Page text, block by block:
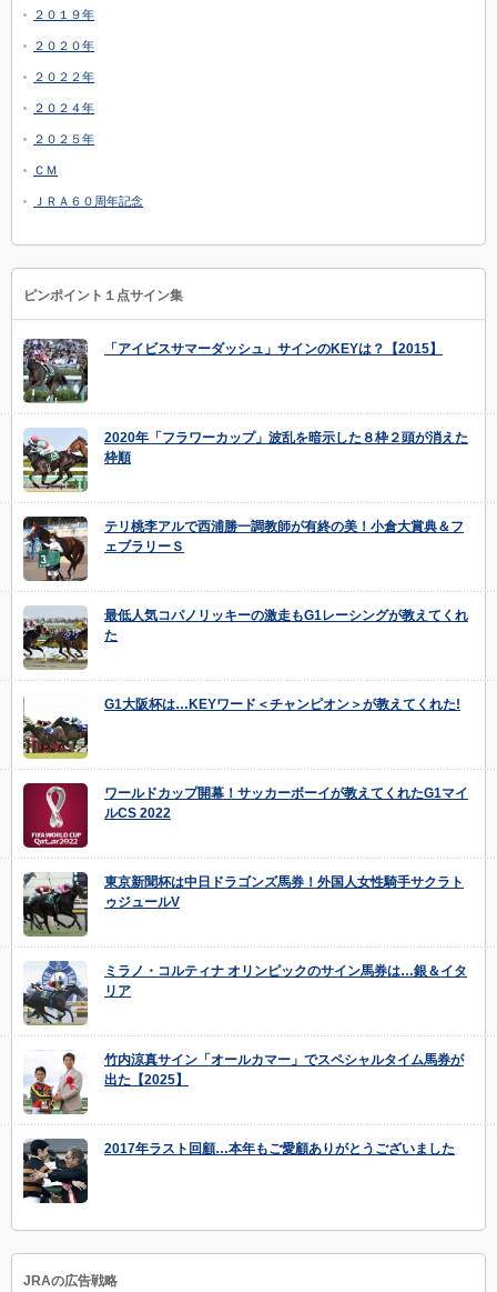
２０１９年
２０２０年
２０２２年
２０２４年
２０２５年
ＣＭ
ＪＲＡ６０周年記念
ピンポイント１点サイン集
「アイビスサマーダッシュ」サインのKEYは？【2015】
2020年「フラワーカップ」波乱を暗示した８枠２頭が消えた
枠順
テリ桃李アルで西浦勝一調教師が有終の美！小倉大賞典＆フ
ェブラリーＳ
最低人気コパノリッキーの激走もG1レーシングが教えてくれ
た
G1大阪杯は…KEYワード＜チャンピオン＞が教えてくれた!
ワールドカップ開幕！サッカーボーイが教えてくれたG1マイ
ルCS 2022
東京新聞杯は中日ドラゴンズ馬券！外国人女性騎手サクラト
ゥジュールV
ミラノ・コルティナ オリンピックのサイン馬券は…銀＆イタ
リア
竹内涼真サイン「オールカマー」でスペシャルタイム馬券が
出た【2025】
2017年ラスト回顧…本年もご愛顧ありがとうございました
JRAの広告戦略